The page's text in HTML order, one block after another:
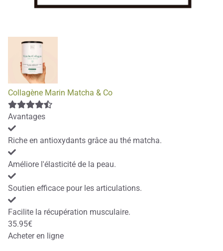
Collagène Marin Matcha & Co
Avantages
Riche en antioxydants grâce au thé matcha.
Améliore l'élasticité de la peau.
Soutien efficace pour les articulations.
Facilite la récupération musculaire.
35.95€
Acheter en ligne